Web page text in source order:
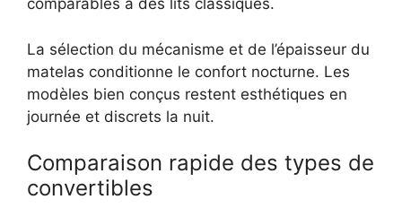
comparables à des lits classiques.
La sélection du mécanisme et de l’épaisseur du
matelas conditionne le confort nocturne. Les
modèles bien conçus restent esthétiques en
journée et discrets la nuit.
Comparaison rapide des types de
convertibles